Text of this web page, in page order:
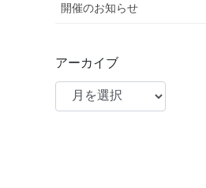
開催のお知らせ
アーカイブ